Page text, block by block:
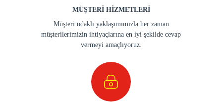
MÜŞTERİ HİZMETLERİ
Müşteri odaklı yaklaşımımızla her zaman
müşterilerimizin ihtiyaçlarına en iyi şekilde cevap
vermeyi amaçlıyoruz.